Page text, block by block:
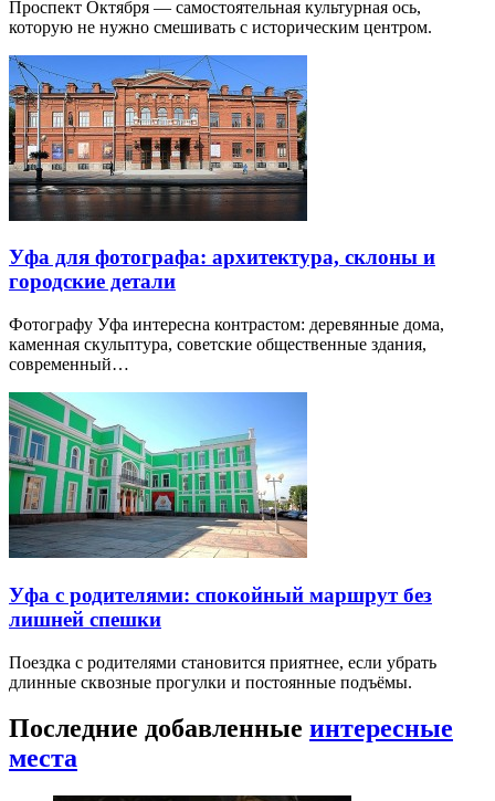
Проспект Октября — самостоятельная культурная ось,
которую не нужно смешивать с историческим центром.
Уфа для фотографа: архитектура, склоны и
городские детали
Фотографу Уфа интересна контрастом: деревянные дома,
каменная скульптура, советские общественные здания,
современный…
Уфа с родителями: спокойный маршрут без
лишней спешки
Поездка с родителями становится приятнее, если убрать
длинные сквозные прогулки и постоянные подъёмы.
Последние добавленные интересные
места